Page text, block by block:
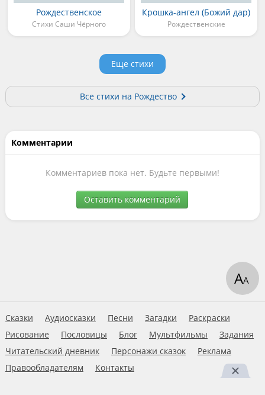
Рождественское
Стихи Саши Чёрного
Крошка-ангел (Божий дар)
Рождественские
Еще стихи
Все стихи на Рождество
Комментарии
Комментариев пока нет. Будьте первыми!
Оставить комментарий
Сказки Аудиосказки Песни Загадки
Раскраски
Рисование
Пословицы Блог Мультфильмы
Задания
Читательский дневник
Персонажи сказок
Реклама
Правообладателям
Контакты
АА